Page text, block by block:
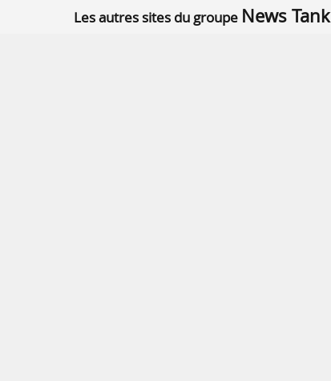
Les autres sites du groupe News Tank